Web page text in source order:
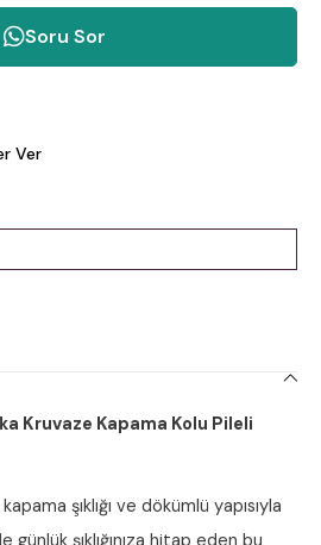
Soru Sor
Ver
Kruvaze Kapama Kolu Pileli
şıklığı ve dökümlü yapısıyla
şıklığınıza hitap eden bu